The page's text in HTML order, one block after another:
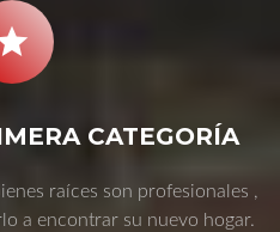
CATEGORÍA
raíces son profesionales ,
a encontrar su nuevo hogar.